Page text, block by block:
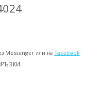
Messenger или на Facebook